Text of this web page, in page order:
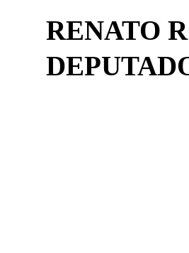
RENATO